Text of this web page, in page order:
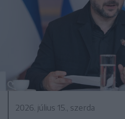
2026. július 15., szerda